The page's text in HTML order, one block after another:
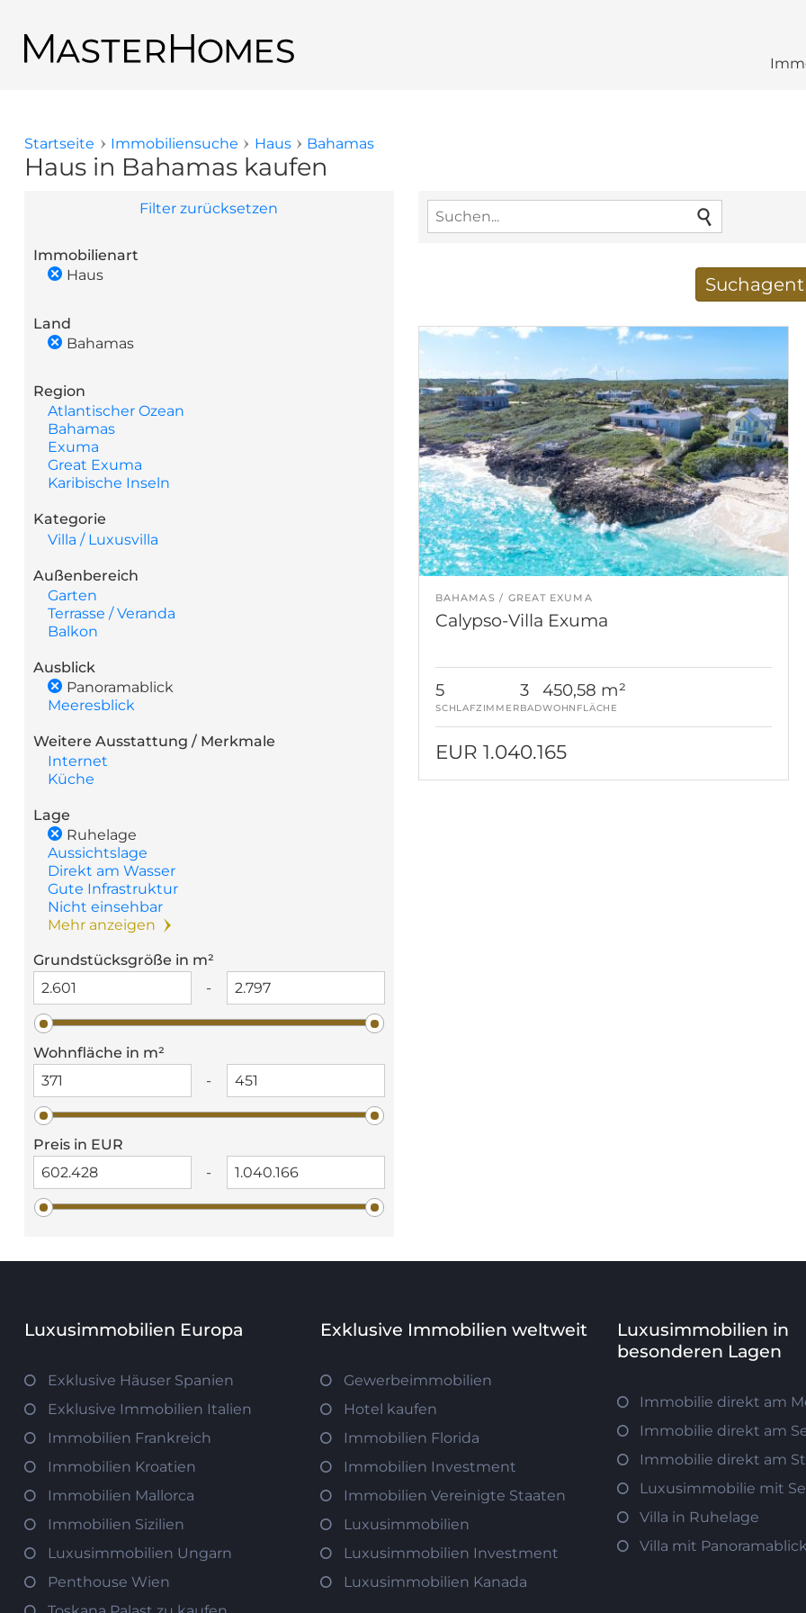
Zurück zu den Suchergebnissen
Sie sind hier
Startseite Immobiliensuche Haus Bahamas
Haus in Bahamas kaufen
Filter zurücksetzen
Immobilienart
Haus
Land
Bahamas
Region
Atlantischer Ozean
Bahamas
Exuma
Great Exuma
Karibische Inseln
Kategorie
Villa / Luxusvilla
Außenbereich
Garten
Terrasse / Veranda
Balkon
Ausblick
Panoramablick
Meeresblick
Weitere Ausstattung / Merkmale
Internet
Küche
Lage
Ruhelage
Aussichtslage
Direkt am Wasser
Gute Infrastruktur
Nicht einsehbar
Mehr anzeigen
Grundstücksgröße in m²
-
Wohnfläche in m²
-
Preis in EUR
-
E-Mail-Adresse
BAHAMAS GREAT EXUMA
Calypso-Villa Exuma
5
SCHLAFZIMMER
3
BAD
450,58 m²
WOHNFLÄCHE
EUR 1.040.165
Luxusimmobilien Europa
Exklusive Häuser Spanien
Exklusive Immobilien Italien
Immobilien Frankreich
Immobilien Kroatien
Immobilien Mallorca
Immobilien Sizilien
Luxusimmobilien Ungarn
Penthouse Wien
Exklusive Immobilien weltweit
Gewerbeimmobilien
Hotel kaufen
Immobilien Florida
Immobilien Investment
Immobilien Vereinigte Staaten
Luxusimmobilien
Luxusimmobilien Investment
Luxusimmobilien Kanada
Luxusimmobilien in
besonderen Lagen
Immobilie direkt am
Immobilie direkt am
Immobilie direkt am
Luxusimmobilie mit
Villa in Ruhelage
Villa mit